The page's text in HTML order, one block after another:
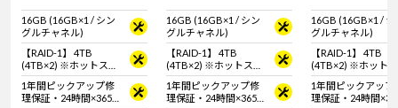
16GB (16GB×1 / シン
グルチャネル)
【RAID-1】 4TB
(4TB×2) ※ホットスワ
ップ対応
1年間ピックアップ修
理保証・24時間×365
16GB (16GB×1 / シン
グルチャネル)
【RAID-1】 4TB
(4TB×2) ※ホットスワ
ップ対応
1年間ピックアップ修
理保証・24時間×365
16GB (16GB×1 / シ
グルチャネル)
【RAID-1】 4TB
(4TB×2) ※ホット
ップ対応
1年間ピックアップ
理保証・24時間